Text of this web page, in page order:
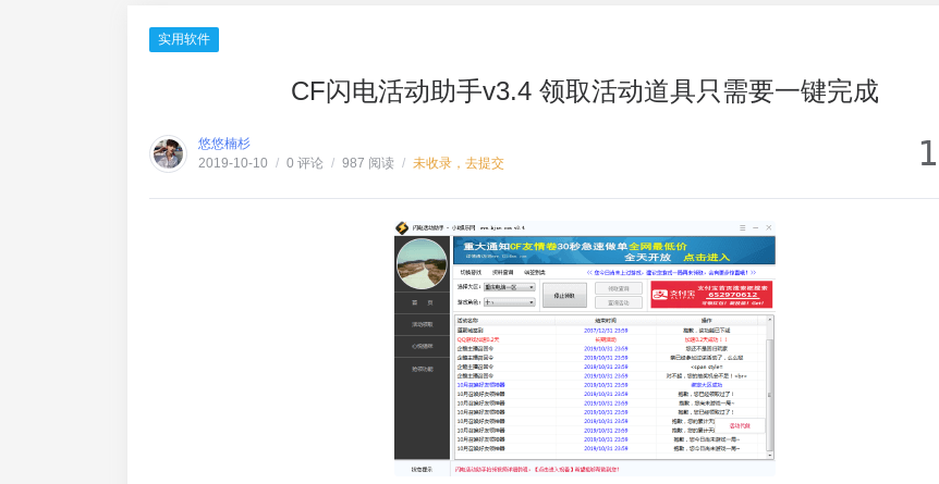
实用软件
CF闪电活动助手v3.4 领取活动道具只需要一键完成
悠悠楠杉
2019-10-10 / 0 评论 / 987 阅读 / 未收录，去提交